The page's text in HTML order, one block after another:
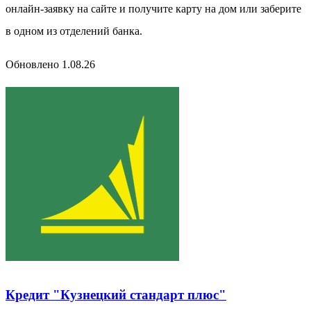
онлайн-заявку на сайте и получите карту на дом или заберите
в одном из отделений банка.
Обновлено 1.08.26
Кредит "Кузнецкий стандарт плюс"